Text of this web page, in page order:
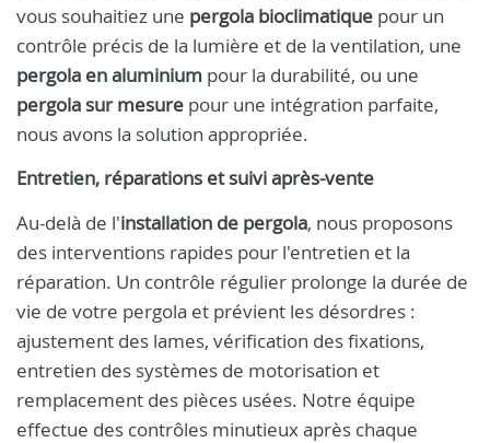
vous souhaitiez une pergola bioclimatique pour un
contrôle précis de la lumière et de la ventilation, une
pergola en aluminium pour la durabilité, ou une
pergola sur mesure pour une intégration parfaite,
nous avons la solution appropriée.
Entretien, réparations et suivi après-vente
Au-delà de l'installation de pergola, nous proposons
des interventions rapides pour l'entretien et la
réparation. Un contrôle régulier prolonge la durée de
vie de votre pergola et prévient les désordres :
ajustement des lames, vérification des fixations,
entretien des systèmes de motorisation et
remplacement des pièces usées. Notre équipe
effectue des contrôles minutieux après chaque